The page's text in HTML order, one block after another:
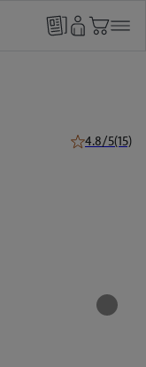
4.8/5(15)